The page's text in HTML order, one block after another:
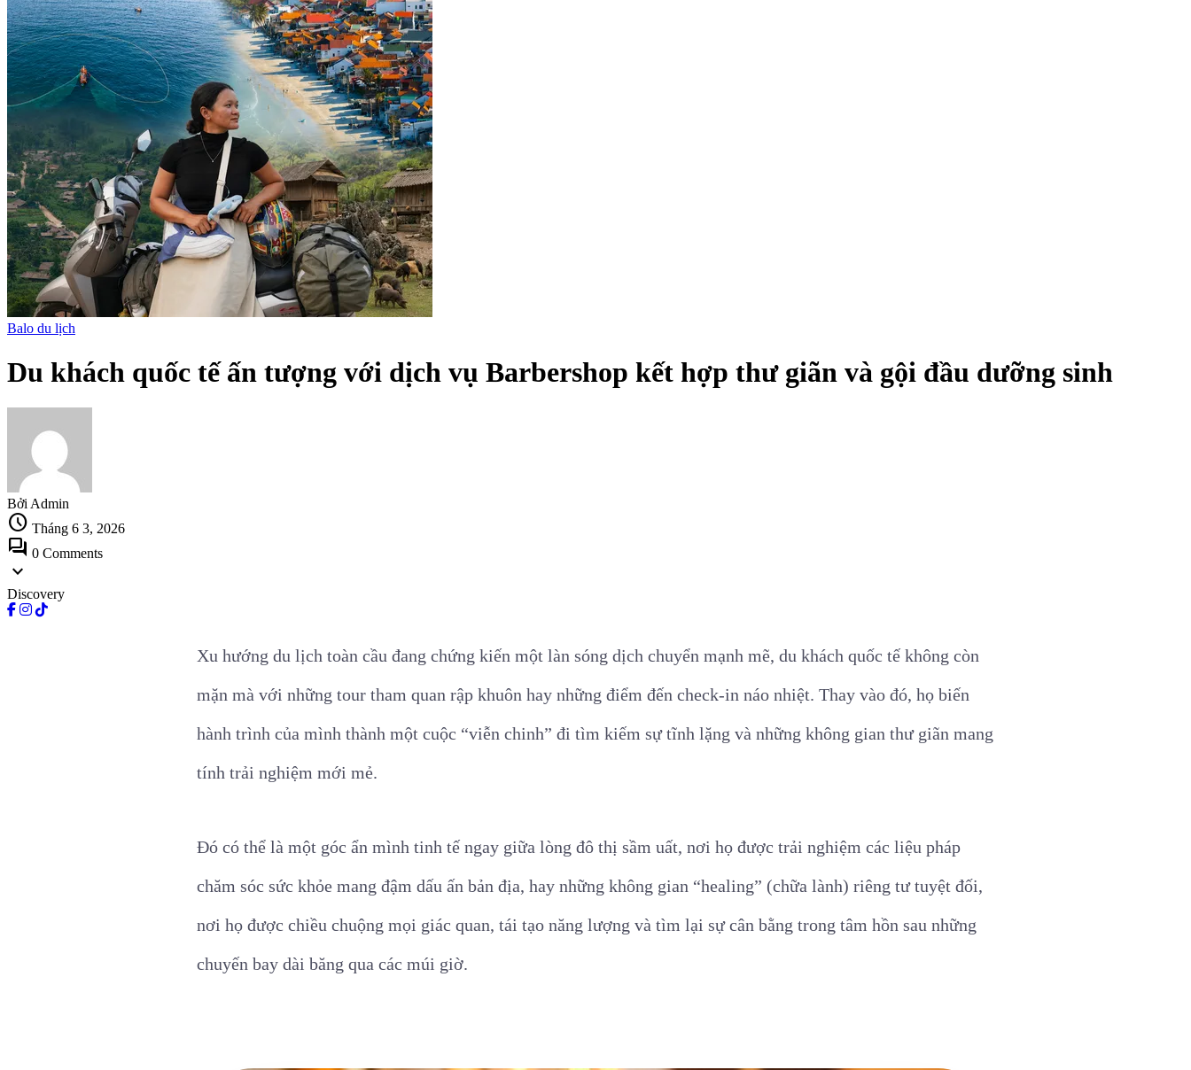
Balo du lịch
Du khách quốc tế ấn tượng với dịch vụ Barbershop kết hợp thư giãn và gội đầu dưỡng sinh
Bởi Admin
schedule Tháng 6 3, 2026
forum 0 Comments
expand_more
Discovery
Xu hướng du lịch toàn cầu đang chứng kiến một làn sóng dịch chuyển mạnh mẽ, du khách quốc tế không còn
mặn mà với những tour tham quan rập khuôn hay những điểm đến check-in náo nhiệt. Thay vào đó, họ biến
hành trình của mình thành một cuộc “viễn chinh” đi tìm kiếm sự tĩnh lặng và những không gian thư giãn mang
tính trải nghiệm mới mẻ.
Đó có thể là một góc ẩn mình tinh tế ngay giữa lòng đô thị sầm uất, nơi họ được trải nghiệm các liệu pháp
chăm sóc sức khỏe mang đậm dấu ấn bản địa, hay những không gian “healing” (chữa lành) riêng tư tuyệt đối,
nơi họ được chiều chuộng mọi giác quan, tái tạo năng lượng và tìm lại sự cân bằng trong tâm hồn sau những
chuyến bay dài băng qua các múi giờ.